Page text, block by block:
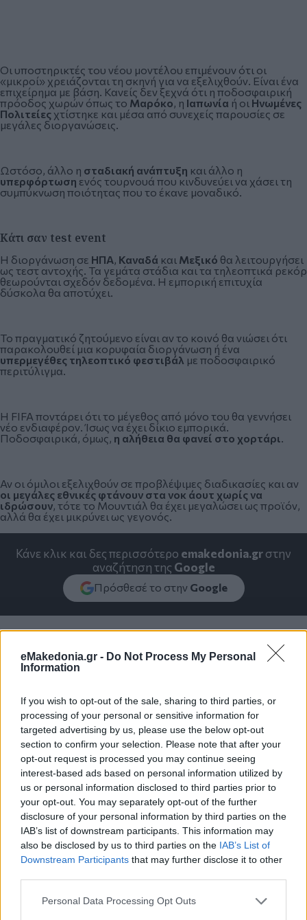
eMakedonia.gr - Do Not Process My Personal
Information
If you wish to opt-out of the sale, sharing to third parties, or
processing of your personal or sensitive information for
targeted advertising by us, please use the below opt-out
section to confirm your selection. Please note that after your
opt-out request is processed you may continue seeing
interest-based ads based on personal information utilized by
us or personal information disclosed to third parties prior to
your opt-out. You may separately opt-out of the further
disclosure of your personal information by third parties on the
IAB’s list of downstream participants. This information may
also be disclosed by us to third parties on the IAB’s List of
Downstream Participants that may further disclose it to other
Please note that this website/app uses one or more Google
Personal Data Processing Opt Outs
Οι υποστηρικτές του νέου μοντέλου επιμένουν ότι οι
«μικροί» χρειάζονται τη σκηνή για να εξελιχθούν. Είναι ένα
επιχείρημα με βάση. Κανείς δεν ξεχνά ότι η ποδοσφαιρική
πρόοδος χωρών όπως το Μαρόκο, η Ιαπωνία ή οι Ηνωμένες
Πολιτείεςχτίστηκε και μέσα από συνεχείς παρουσίες σε
μεγάλες διοργανώσεις.
Ωστόσο, άλλο η σταδιακή ανάπτυξη και άλλο η
υπερφόρτωση ενός τουρνουά που κινδυνεύει να χάσει τη
συμπύκνωση ποιότητας που το έκανε μοναδικό.
Κάτι σαν test event
Η διοργάνωση σε ΗΠΑ, Καναδά και Μεξικό θα λειτουργήσει
ως τεστ αντοχής. Τα γεμάτα στάδια και τα τηλεοπτικά ρεκόρ
θεωρούνται σχεδόν δεδομένα. Η εμπορική επιτυχία
δύσκολα θα αποτύχει.
Το πραγματικό ζητούμενο είναι αν το κοινό θα νιώσει ότι
παρακολουθεί μια κορυφαία διοργάνωση ή ένα
υπερμεγέθες τηλεοπτικό φεστιβάλ με ποδοσφαιρικό
περιτύλιγμα.
Η FIFA ποντάρει ότι το μέγεθος από μόνο του θα γεννήσει
νέο ενδιαφέρον. Ίσως να έχει δίκιο εμπορικά.
Ποδοσφαιρικά, όμως, η αλήθεια θα φανεί στο χορτάρι.
Αν οι όμιλοι εξελιχθούν σε προβλέψιμες διαδικασίες και αν
οι μεγάλες εθνικές φτάνουν στα νοκ άουτ χωρίς να
ιδρώσουν, τότε το Μουντιάλ θα έχει μεγαλώσει ως προϊόν,
αλλά θα έχει μικρύνει ως γεγονός.
Κάνε κλικ και δες περισσότερο emakedonia.grστην
αναζήτηση της Google
Πρόσθεσέ το στην Google
ΑΘΛΗΤΙΣΜΟΣ ποδόσφαιρο Μουντιάλ